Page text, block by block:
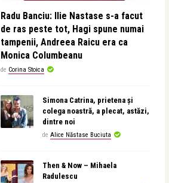
Radu Banciu: Ilie Nastase s-a facut
de ras peste tot, Hagi spune numai
tampenii, Andreea Raicu era ca
Monica Columbeanu
de Corina Stoica
Simona Catrina, prietena și
colega noastră, a plecat, astăzi,
dintre noi
de Alice Năstase Buciuta
Then & Now – Mihaela
Radulescu